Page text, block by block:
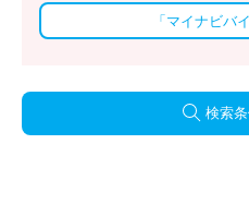
「マイナビバ
検索